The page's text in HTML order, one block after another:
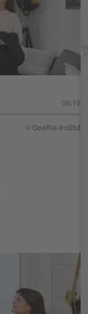
00:10
© Goethe-Institut